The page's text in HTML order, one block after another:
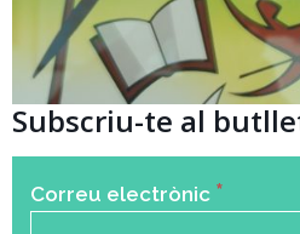
Subscriu-te al
Correu electrònic *